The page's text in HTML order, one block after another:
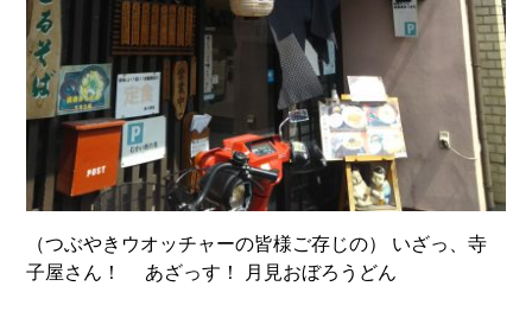
（つぶやきウオッチャーの皆様ご存じの） いざっ、寺
子屋さん！ あざっす！ 月見おぼろうどん